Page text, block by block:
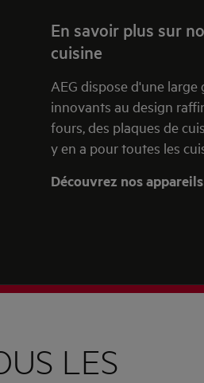
En savoir plus sur
cuisine
AEG dispose d'une large
innovants au design
fours, des plaques de
y en a pour toutes les
Découvrez nos
LES